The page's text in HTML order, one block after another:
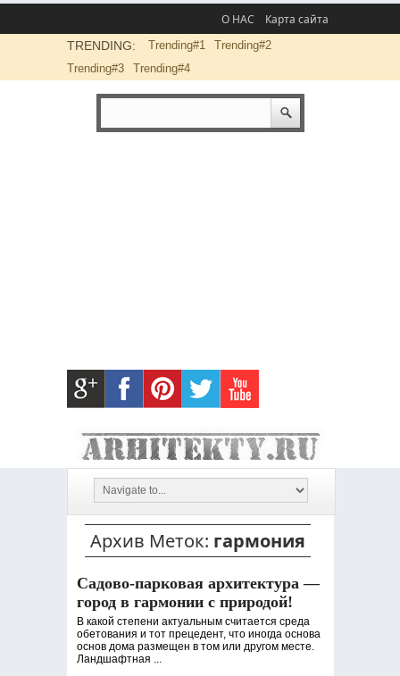
О НАС Карта сайта
TRENDING: Trending#1
Trending#2
Trending#3
Trending#4
Архив Меток: гармония
Садово-парковая архитектура —
город в гармонии с природой!
В какой степени актуальным считается среда
обетования и тот прецедент, что иногда основа
основ дома размещен в том или другом месте.
Ландшафтная ...